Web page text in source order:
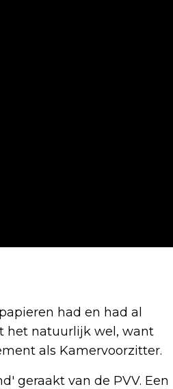
had en had al
het natuurlijk wel, want
als Kamervoorzitter.
geraakt van de PVV. Een